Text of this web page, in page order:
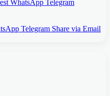
WhatsApp Telegram
Telegram Share via Email